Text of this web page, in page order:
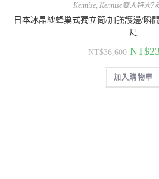
Kennise, Kennise雙人特大7
日本冰晶紗蜂巢式獨立筒/加強護邊/瞬
尺
NT$36,600 NT$
加入購物車